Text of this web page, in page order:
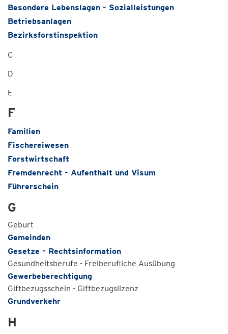
Besondere Lebenslagen - Sozialleistungen
Betriebsanlagen
Bezirksforstinspektion
C
D
E
F
Familien
Fischereiwesen
Forstwirtschaft
Fremdenrecht - Aufenthalt und Visum
Führerschein
G
Geburt
Gemeinden
Gesetze - Rechtsinformation
Gesundheitsberufe - Freiberufliche Ausübung
Gewerbeberechtigung
Giftbezugsschein - Giftbezugslizenz
Grundverkehr
H